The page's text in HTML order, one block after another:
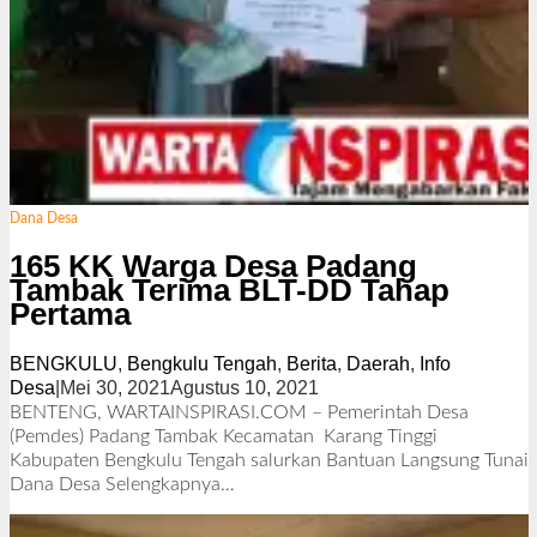
Dana Desa
165 KK Warga Desa Padang
Tambak Terima BLT-DD Tahap
Pertama
BENGKULU, Bengkulu Tengah, Berita, Daerah, Info
Desa Mei 30, 2021Agustus 10, 2021
l
e
h
BENTENG, WARTAINSPIRASI.COM – Pemerintah Desa
(Pemdes) Padang Tambak Kecamatan Karang Tinggi
Kabupaten Bengkulu Tengah salurkan Bantuan Langsung Tunai
Dana Desa Selengkapnya…